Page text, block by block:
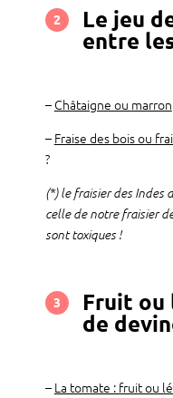
2 Le jeu
entre
– Châtaigne ou marron
– Fraise des bois ou
?
(*) le fraisier des Indes
celle de notre fraisier
sont toxiques !
3 Fruit ou
de
– La tomate : fruit ou